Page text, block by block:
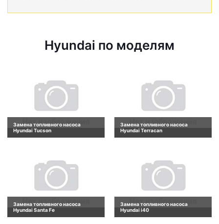
Hyundai по моделям
Замена топливного насоса
Hyundai Tucson
Замена топливного насоса
Hyundai Terracan
Замена топливного насоса
Hyundai Santa Fe
Замена топливного насоса
Hyundai i40